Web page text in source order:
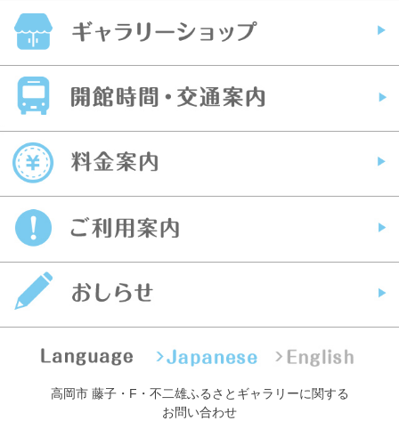
高岡市 藤子・F・不二雄ふるさとギャラリーに関する
お問い合わせ